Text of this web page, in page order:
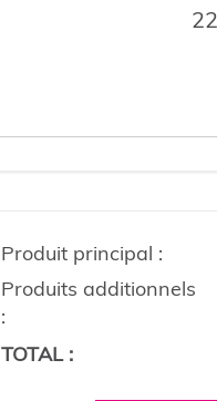
Produit principal :
Produits additionnels
:
TOTAL :